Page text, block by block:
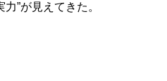
”が見えてきた。